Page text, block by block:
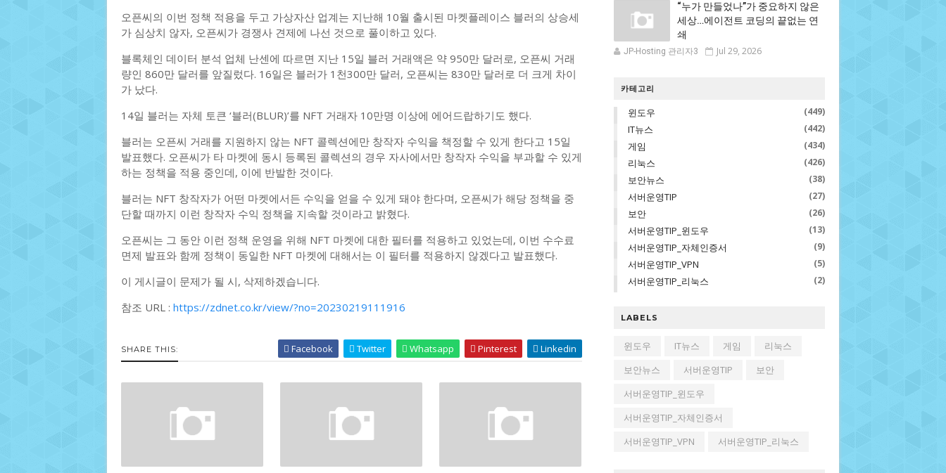
오픈씨의 이번 정책 적용을 두고 가상자산 업계는 지난해 10월 출시된 마켓플레이스 블러의 상승세
가 심상치 않자, 오픈씨가 경쟁사 견제에 나선 것으로 풀이하고 있다.
블록체인 데이터 분석 업체 난센에 따르면 지난 15일 블러 거래액은 약 950만 달러로, 오픈씨 거래
량인 860만 달러를 앞질렀다. 16일은 블러가 1천300만 달러, 오픈씨는 830만 달러로 더 크게 차이
가 났다.
14일 블러는 자체 토큰 ‘블러(BLUR)’를 NFT 거래자 10만명 이상에 에어드랍하기도 했다.
블러는 오픈씨 거래를 지원하지 않는 NFT 콜렉션에만 창작자 수익을 책정할 수 있게 한다고 15일
발표했다. 오픈씨가 타 마켓에 동시 등록된 콜렉션의 경우 자사에서만 창작자 수익을 부과할 수 있게
하는 정책을 적용 중인데, 이에 반발한 것이다.
블러는 NFT 창작자가 어떤 마켓에서든 수익을 얻을 수 있게 돼야 한다며, 오픈씨가 해당 정책을 중
단할 때까지 이런 창작자 수익 정책을 지속할 것이라고 밝혔다.
오픈씨는 그 동안 이런 정책 운영을 위해 NFT 마켓에 대한 필터를 적용하고 있었는데, 이번 수수료
면제 발표와 함께 정책이 동일한 NFT 마켓에 대해서는 이 필터를 적용하지 않겠다고 발표했다.
이 게시글이 문제가 될 시, 삭제하겠습니다.
참조 URL : https://zdnet.co.kr/view/?no=20230219111916
SHARE THIS: Facebook Twitter Whatsapp Pinterest Linkedin
“누가 만들었나”가 중요하지 않은
세상…에이전트 코딩의 끝없는 연
쇄
JP-Hosting 관리자3 Jul 29, 2026
카테고리
윈도우 (449)
IT뉴스 (442)
게임 (434)
리눅스 (426)
보안뉴스 (38)
서버운영TIP (27)
보안 (26)
서버운영TIP_윈도우 (13)
서버운영TIP_자체인증서 (9)
서버운영TIP_VPN (5)
서버운영TIP_리눅스 (2)
LABELS
윈도우 IT뉴스 게임
리눅스
보안뉴스
서버운영TIP
보안
서버운영TIP_윈도우
서버운영TIP_자체인증서
서버운영TIP_VPN
서버운영TIP_리눅스